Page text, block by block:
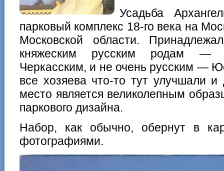
Усадьба
парковый комплекс 18-го века на
Московской области.
княжеским русским родам —
Черкасским, и не очень русским —
все хозяева что-то тут улучшали и
место является великолепным
паркового дизайна.
Набор, как обычно, обернут в
фотографиями.